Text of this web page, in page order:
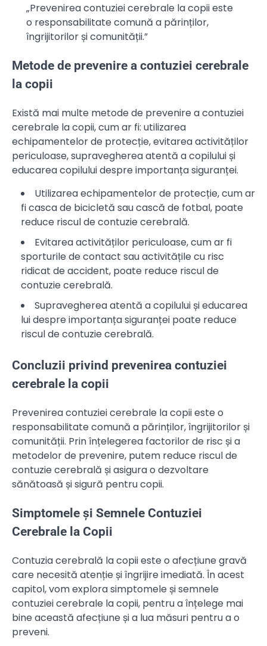
„Prevenirea contuziei cerebrale la copii este
o responsabilitate comună a părinților,
îngrijitorilor și comunității.”
Metode de prevenire a contuziei cerebrale
la copii
Există mai multe metode de prevenire a contuziei
cerebrale la copii, cum ar fi: utilizarea
echipamentelor de protecție, evitarea activităților
periculoase, supravegherea atentă a copilului și
educarea copilului despre importanța siguranței.
Utilizarea echipamentelor de protecție, cum ar
fi casca de bicicletă sau cască de fotbal, poate
reduce riscul de contuzie cerebrală.
Evitarea activităților periculoase, cum ar fi
sporturile de contact sau activitățile cu risc
ridicat de accident, poate reduce riscul de
contuzie cerebrală.
Supravegherea atentă a copilului și educarea
lui despre importanța siguranței poate reduce
riscul de contuzie cerebrală.
Concluzii privind prevenirea contuziei
cerebrale la copii
Prevenirea contuziei cerebrale la copii este o
responsabilitate comună a părinților, îngrijitorilor și
comunității. Prin înțelegerea factorilor de risc și a
metodelor de prevenire, putem reduce riscul de
contuzie cerebrală și asigura o dezvoltare
sănătoasă și sigură pentru copii.
Simptomele și Semnele Contuziei
Cerebrale la Copii
Contuzia cerebrală la copii este o afecțiune gravă
care necesită atenție și îngrijire imediată. În acest
capitol, vom explora simptomele și semnele
contuziei cerebrale la copii, pentru a înțelege mai
bine această afecțiune și a lua măsuri pentru a o
preveni.